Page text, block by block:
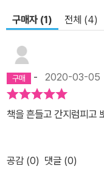
구매자 (1) 전체 (4)
- 2020-03-05
책을 흔들고 간지럼피고
공감 (0) 댓글 (0)